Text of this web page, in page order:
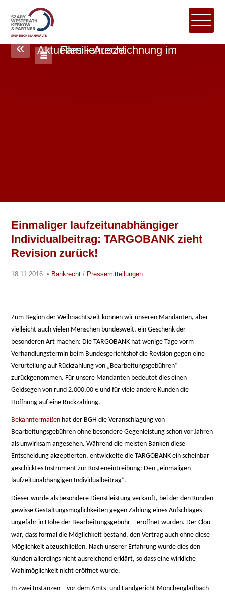
« Aktuelles – Auszeichnung im Familienrecht
Einmaliger laufzeitunabhängiger
Individualbeitrag: TARGOBANK zieht
Revision zurück!
18.11.2016 • Bankrecht / Pressemitteilungen
Zum Beginn der Weihnachtszeit können wir unseren Mandanten, aber
vielleicht auch vielen Menschen bundesweit, ein Geschenk der
besonderen Art machen: Die TARGOBANK hat wenige Tage vorm
Verhandlungstermin beim Bundesgerichtshof die Revision gegen eine
Verurteilung auf Rückzahlung von „Bearbeitungsgebühren“
zurückgenommen. Für unsere Mandanten bedeutet dies einen
Geldsegen von rund 2.000,00 € und für viele andere Kunden die
Hoffnung auf eine Rückzahlung.
Bekanntermaßen hat der BGH die Veranschlagung von
Bearbeitungsgebühren ohne besondere Gegenleistung schon vor Jahren
als unwirksam angesehen. Während die meisten Banken diese
Entscheidung akzeptierten, entwickelte die TARGOBANK ein scheinbar
geschicktes Instrument zur Kosteneintreibung: Den „einmaligen
laufzeitunabhängigen Individualbeitrag“.
Dieser wurde als besondere Dienstleistung verkauft, bei der den Kunden
gewisse Gestaltungsmöglichkeiten gegen Zahlung eines Aufschlages –
ungefähr in Höhe der Bearbeitungsgebühr – eröffnet wurden. Der Clou
war, dass formal die Möglichkeit bestand, den Vertrag auch ohne diese
Möglichkeit abzuschließen. Nach unserer Erfahrung wurde dies den
Kunden allerdings nicht ausreichend erklärt, so dass eine wirkliche
Wahlmöglichkeit nicht eröffnet wurde.
In zwei Instanzen – vor dem Amts- und Landgericht Mönchengladbach